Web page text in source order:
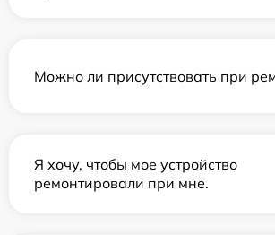
Можно ли присутствовать при
Я хочу, чтобы мое устройство
ремонтировали при мне.